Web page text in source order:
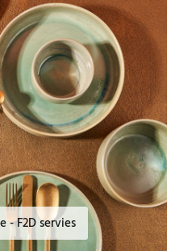
- F2D servies